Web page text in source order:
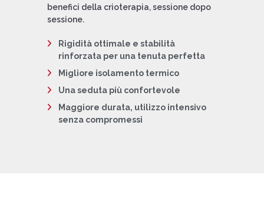
benefici della crioterapia, sessione dopo
sessione.
Rigidità ottimale e stabilità
rinforzata per una tenuta perfetta
Migliore isolamento termico
Una seduta più confortevole
Maggiore durata, utilizzo intensivo
senza compromessi